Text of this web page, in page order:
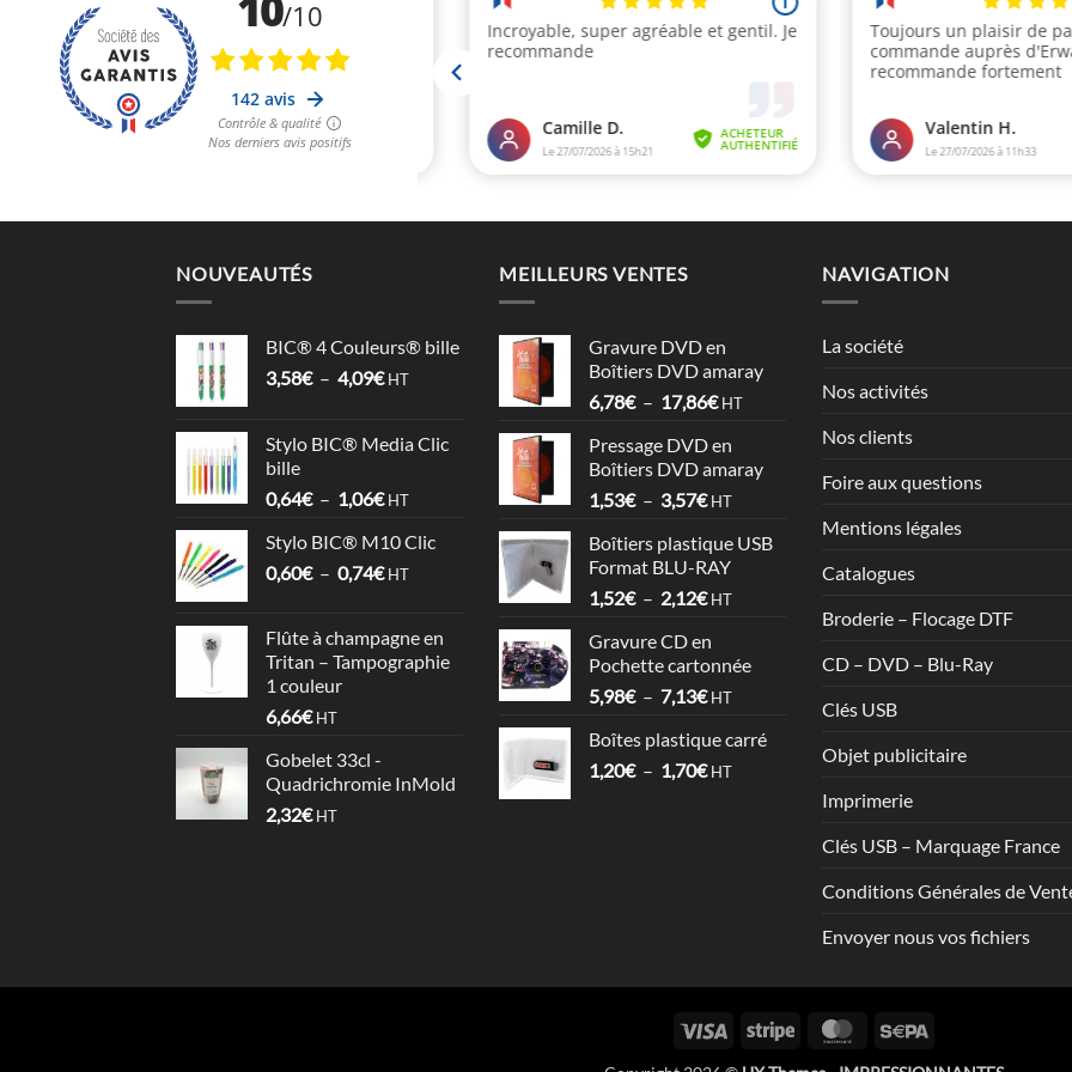
NOUVEAUTÉS
BIC® 4 Couleurs® bille
3,58€ – 4,09€Plage
3,58€
4,09€
HT
Stylo BIC® Media Clic
bille
0,64€ – 1,06€Plage
prix :
0,64€
HT
Stylo BIC® M10 Clic
0,60€ – 0,74€Plage
0,60€
à
HT
Flûte à champagne en
Tritan – Tampographie
1 couleur
6,66€ HT
Gobelet 33cl -
Quadrichromie InMold
2,32€ HT
MEILLEURS VENTES
Gravure DVD en
Boîtiers DVD amaray
6,78€ – 17,86€Plage
prix :
6,78€
à
HT
Pressage DVD en
Boîtiers DVD amaray
1,53€ – 3,57€Plage
prix :
1,53€
à
HT
Boîtiers plastique USB
Format BLU-RAY
1,52€ – 2,12€Plage
prix :
1,52€
à
HT
Gravure CD en
Pochette cartonnée
5,98€ – 7,13€Plage
prix :
5,98€
HT
Boîtes plastique carré
1,20€ – 1,70€Plage
HT
NAVIGATION
La société
Nos activités
Nos clients
Foire aux questions
Mentions légales
Catalogues
Broderie – Flocage DTF
CD – DVD – Blu-Ray
Clés USB
Objet publicitaire
Imprimerie
Clés USB – Marquage France
Conditions Générales de
Envoyer nous vos fichiers
Visa Stripe MasterCard